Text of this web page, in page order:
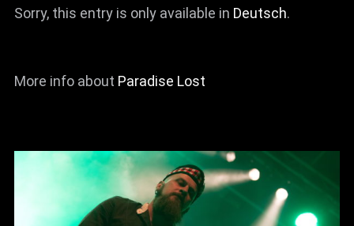
Sorry, this entry is only available in Deutsch.
More info about Paradise Lost